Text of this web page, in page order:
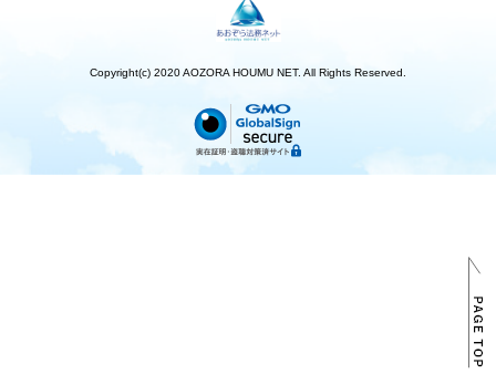
Copyright(c) 2020 AOZORA HOUMU NET. All Rights Reserved.